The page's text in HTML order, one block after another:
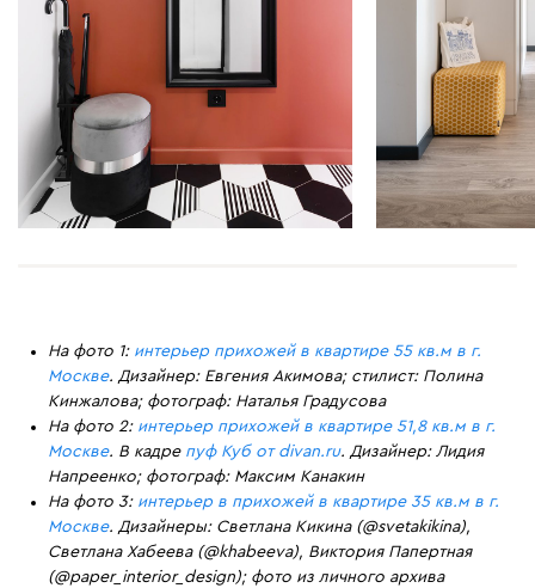
На фото 1: интерьер прихожей в квартире 55 кв.м в г.
Москве. Дизайнер: Евгения Акимова; стилист: Полина
Кинжалова; фотограф: Наталья Градусова
На фото 2: интерьер прихожей в квартире 51,8 кв.м в г.
Москве. В кадре пуф Куб от divan.ru. Дизайнер: Лидия
Напреенко; фотограф: Максим Канакин
На фото 3: интерьер в прихожей в квартире 35 кв.м в г.
Москве. Дизайнеры: Светлана Кикина (@svetakikina),
Светлана Хабеева (@khabeeva), Виктория Папертная
(@paper_interior_design); фото из личного архива